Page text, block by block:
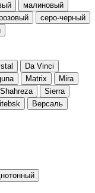
малиновый
серо-черный
Da Vinci
Matrix
Mira
Shahreza
Sierra
Версаль